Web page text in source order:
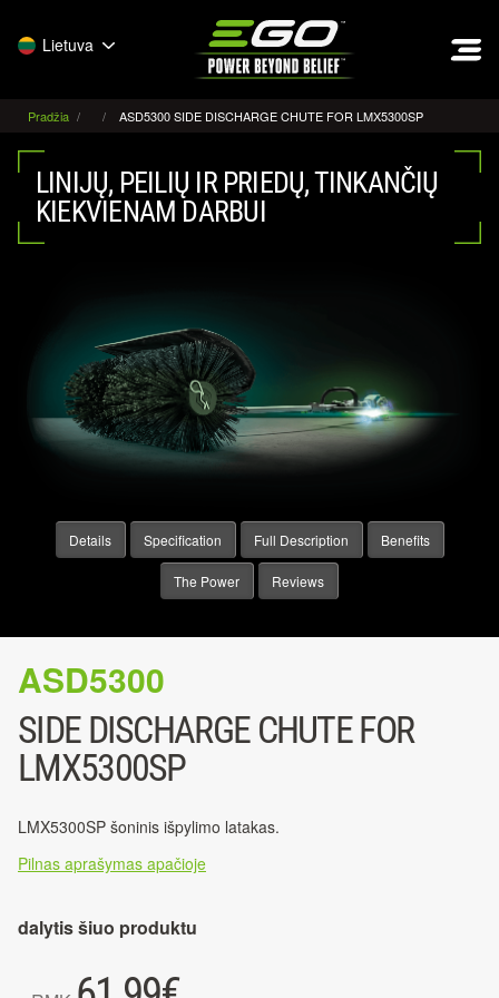
Lietuva
Pradžia ASD5300 SIDE DISCHARGE CHUTE FOR LMX5300SP
LINIJŲ, PEILIŲ IR PRIEDŲ, TINKANČIŲ
KIEKVIENAM DARBUI
Details Specification Full Description Benefits
The Power Reviews
ASD5300
SIDE DISCHARGE CHUTE FOR
LMX5300SP
LMX5300SP šoninis išpylimo latakas.
Pilnas aprašymas apačioje
dalytis šiuo produktu